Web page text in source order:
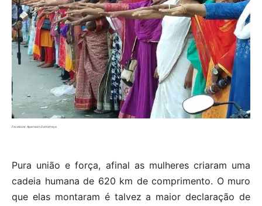
Facebook: Aparnesh Dattatreya
Pura união e força, afinal as mulheres criaram uma
cadeia humana de 620 km de comprimento. O muro
que elas montaram é talvez a maior declaração de